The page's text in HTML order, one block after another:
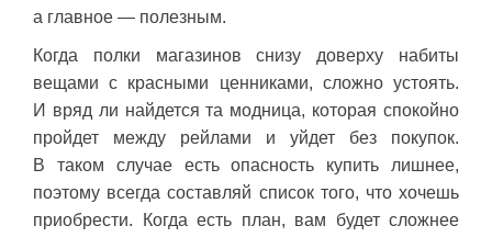
а главное — полезным.
Когда полки магазинов снизу доверху набиты
вещами с красными ценниками, сложно устоять.
И вряд ли найдется та модница, которая спокойно
пройдет между рейлами и уйдет без покупок.
В таком случае есть опасность купить лишнее,
поэтому всегда составляй список того, что хочешь
приобрести. Когда есть план, вам будет сложнее